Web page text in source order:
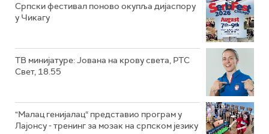
Српски фестивал поново окупља дијаспору
у Чикагу
ТВ минијатуре: Јована на крову света, РТС
Свет, 18.55
"Малац генијалац“ представио програм у
Лајонсу - тренинг за мозак на српском језику